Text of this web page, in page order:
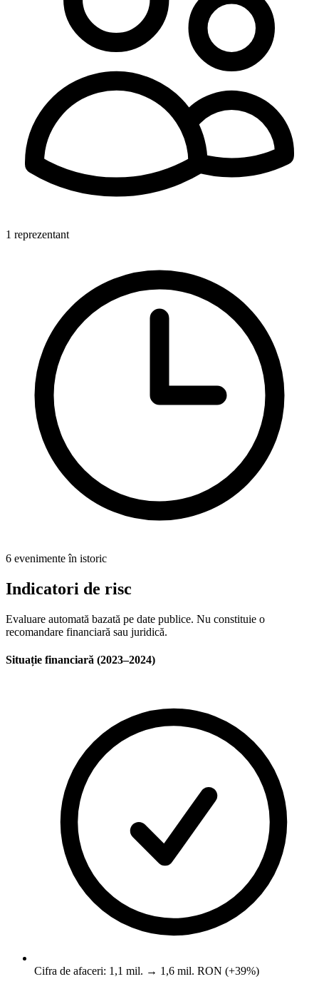
1 reprezentant
6 evenimente în istoric
Indicatori de risc
Evaluare automată bazată pe date publice. Nu constituie o
recomandare financiară sau juridică.
Situație financiară (2023–2024)
Cifra de afaceri: 1,1 mil. → 1,6 mil. RON (+39%)